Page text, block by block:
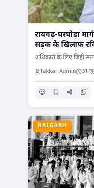
रायगढ़-घरघोड़ा
सड़क के खिलाफ
आए, होकर रहेगा
अधिकारों के लिए जिद्दी
Takkar Admin 31
RAIGARH